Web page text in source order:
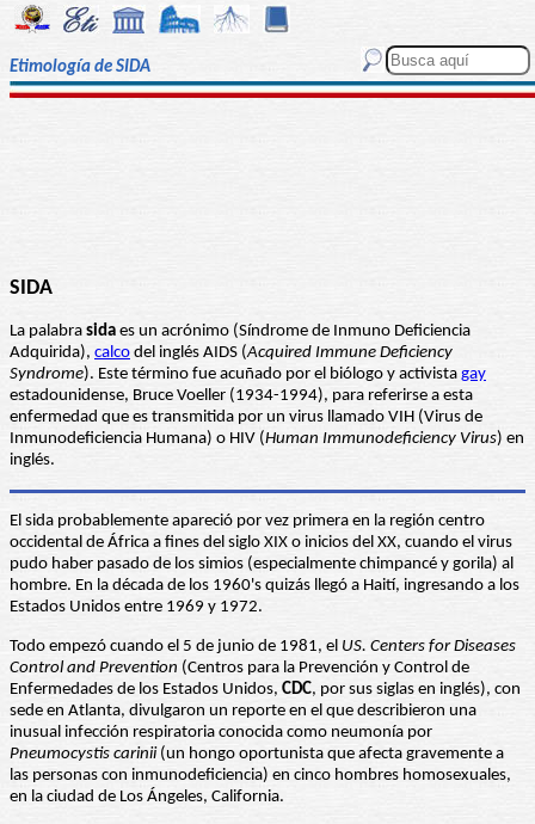
Etimología de SIDA
SIDA
La palabra sida es un acrónimo (Síndrome de Inmuno Deficiencia
Adquirida), calco del inglés AIDS (Acquired Immune Deficiency
Syndrome). Este término fue acuñado por el biólogo y activista gay
estadounidense, Bruce Voeller (1934-1994), para referirse a esta
enfermedad que es transmitida por un virus llamado VIH (Virus de
Inmunodeficiencia Humana) o HIV (Human Immunodeficiency Virus) en
inglés.
El sida probablemente apareció por vez primera en la región centro
occidental de África a fines del siglo XIX o inicios del XX, cuando el virus
pudo haber pasado de los simios (especialmente chimpancé y gorila) al
hombre. En la década de los 1960's quizás llegó a Haití, ingresando a los
Estados Unidos entre 1969 y 1972.
Todo empezó cuando el 5 de junio de 1981, el US. Centers for Diseases
Control and Prevention (Centros para la Prevención y Control de
Enfermedades de los Estados Unidos, CDC, por sus siglas en inglés), con
sede en Atlanta, divulgaron un reporte en el que describieron una
inusual infección respiratoria conocida como neumonía por
Pneumocystis carinii (un hongo oportunista que afecta gravemente a
las personas con inmunodeficiencia) en cinco hombres homosexuales,
en la ciudad de Los Ángeles, California.